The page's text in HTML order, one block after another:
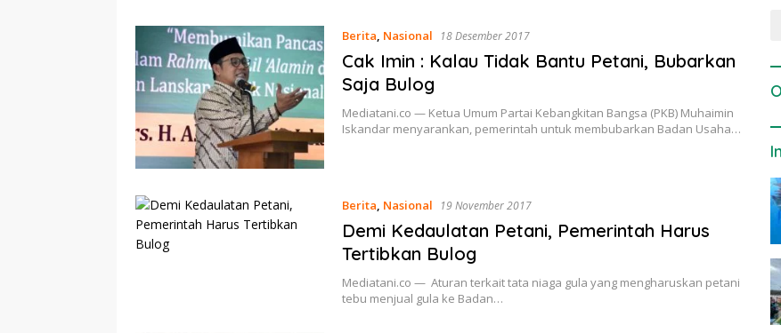
Berita, Nasional 18 Desember 2017
Cak Imin : Kalau Tidak Bantu Petani, Bubarkan
Saja Bulog
Mediatani.co — Ketua Umum Partai Kebangkitan Bangsa (PKB) Muhaimin
Iskandar menyarankan, pemerintah untuk membubarkan Badan Usaha…
Berita, Nasional 19 November 2017
Demi Kedaulatan Petani, Pemerintah Harus
Tertibkan Bulog
Mediatani.co — Aturan terkait tata niaga gula yang mengharuskan petani
tebu menjual gula ke Badan…